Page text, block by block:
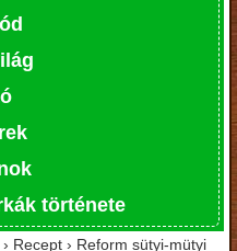
története
Recept › Reform sütyi-mütyi